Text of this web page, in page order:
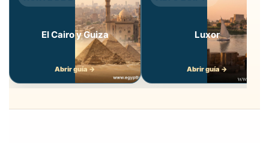
El Cairo y Guiza
Abrir guía →
Luxor
Abrir guía →